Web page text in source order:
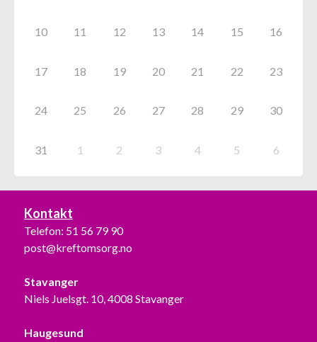
10 11 12 13 14 15 16
17 18 19 20 21 22 23
24 25 26 27 28 29 30
31 1 2 3 4 5 6
Kontakt
Telefon: 51 56 79 90
post@kreftomsorg.no
Stavanger
Niels Juelsgt. 10, 4008 Stavanger
Haugesund